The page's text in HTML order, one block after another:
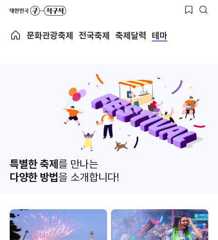
문화관광축제 전국축제 축제달력 테마
특별한 축제를 만나는
다양한 방법을 소개합니다!